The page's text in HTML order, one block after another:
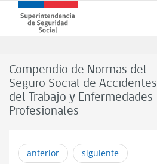
contenido
Superintendencia
de
(SUSESO)
-
Gobierno
de
Chile
Compendio de Normas del
Seguro Social de Accidentes
del Trabajo y Enfermedades
Profesionales
anterior siguiente